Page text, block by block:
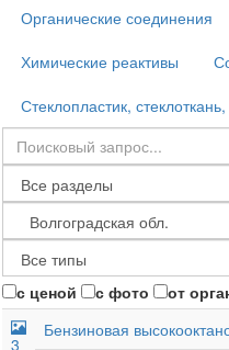
Органические соединения
Химические реактивы
Стеклопластик,
с ценой с фото от
3
Бензиновая